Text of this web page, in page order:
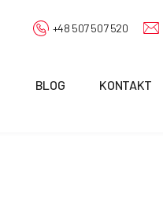
+48 507 507 520
BLOG KONTAKT